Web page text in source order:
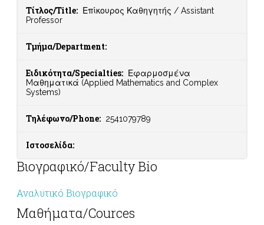
Τίτλος/Title:
Επίκουρος Καθηγητής / Assistant
Professor
Τμήμα/Department:
Ειδικότητα/Specialties:
Εφαρμοσμένα
Mαθηματικά (Applied Mathematics and Complex
Systems)
Τηλέφωνο/Phone: 2541079789
Ιστοσελίδα:
Βιογραφικό/Faculty Bio
Αναλυτικό Βιογραφικό
Μαθήματα/Cources